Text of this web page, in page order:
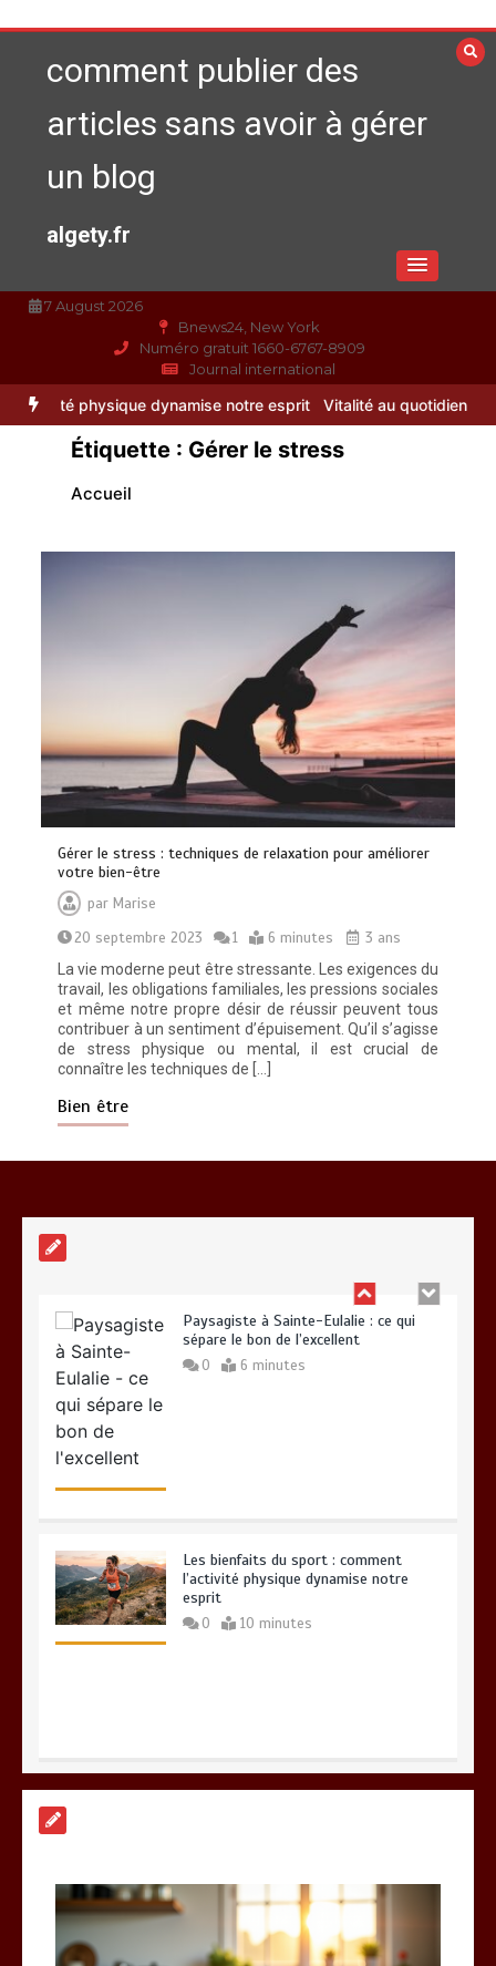
au
contenucomment publier des
articles sans avoir à gérer
un blog
algety.fr
7 August 2026
Bnews24, New York
Numéro gratuit 1660-6767-8909
Journal international
dynamise notre esprit Vitalité au quotidien : découvrez notre
Étiquette : Gérer le stress
Accueil
Gérer le stress : techniques de relaxation pour améliorer
votre bien-être
par Marise
20 septembre 2023
1 6 minutes
3 ans
La vie moderne peut être stressante. Les exigences du
travail, les obligations familiales, les pressions sociales
et même notre propre désir de réussir peuvent tous
contribuer à un sentiment d’épuisement. Qu’il s’agisse
de stress physique ou mental, il est crucial de
connaître les techniques de […]
Bien être
Les bienfaits du sport : comment
l’activité physique dynamise notre
10 minutes
Massage à Arcachon les mieux
Vitalité au quotidien : découvrez notre
Paysagiste à Sainte-Eulalie : ce qui
sépare le bon de l’excellent
0 6 minutes
Les bienfaits du sport : comment
l’activité physique dynamise notre
esprit
0 10 minutes